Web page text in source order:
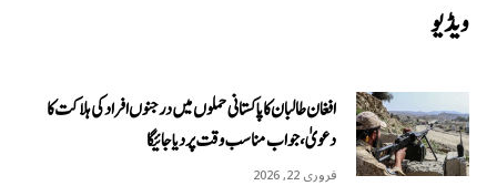
ویڈیو
افغان طالبان کا پاکستانی حملوں میں درجنوں افراد کی ہلاکت کا
دعویٰ، جواب مناسب وقت پر دیا جائیگا
فروری 22, 2026